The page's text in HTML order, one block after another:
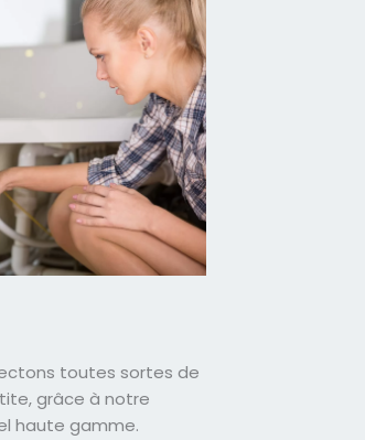
toutes sortes de
grâce à notre
haute gamme.